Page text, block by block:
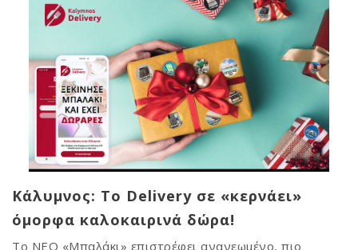
Κάλυμνος: Το Delivery σε «κερνάει»
όμορφα καλοκαιρινά δώρα!
Το ΝΕΟ «Μπαλάκι» επιστρέφει ανανεωμένο, πιο